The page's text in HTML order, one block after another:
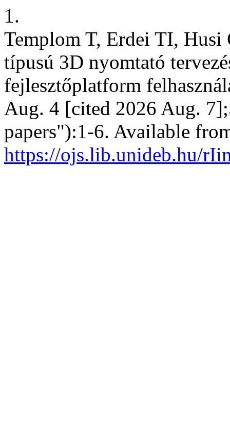
1.
Templom T, Erdei TI,
típusú 3D nyomtató
fejlesztőplatform
Aug. 4 [cited 2026 Aug.
papers"):1-6. Available
https://ojs.lib.unideb.hu/